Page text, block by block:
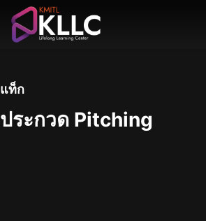
content
แท็ก
ประกวด Pitching